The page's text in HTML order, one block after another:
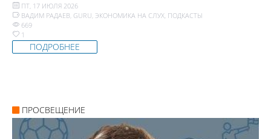
ПТ, 17 ИЮЛЯ 2026
ВАДИМ РАДАЕВ GURU ЭКОНОМИКА НА СЛУХ ПОДКАСТЫ
669
1
ПОДРОБНЕЕ
ПРОСВЕЩЕНИЕ